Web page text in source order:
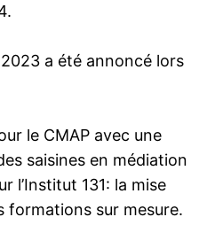
a été annoncé lors
le CMAP avec une
saisines en médiation
l’Institut 131: la mise
formations sur mesure.